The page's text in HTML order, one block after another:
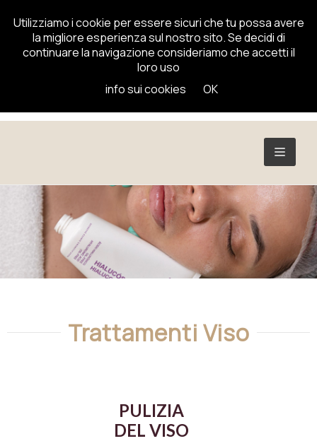
Trattamenti Viso
PULIZIA
DEL VISO
Utilizziamo i cookie per essere sicuri che tu possa avere
la migliore esperienza sul nostro sito. Se decidi di
continuare la navigazione consideriamo che accetti il
loro uso
info sui cookies
OK